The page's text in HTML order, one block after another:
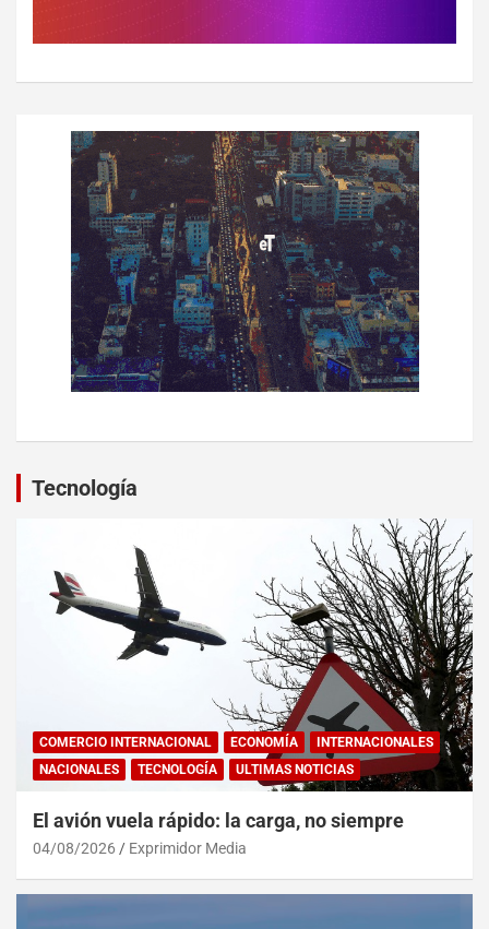
Tecnología
COMERCIO INTERNACIONAL ECONOMÍA
INTERNACIONALES
NACIONALES
TECNOLOGÍA ULTIMAS NOTICIAS
El avión vuela rápido: la carga, no siempre
04/08/2026 Exprimidor Media